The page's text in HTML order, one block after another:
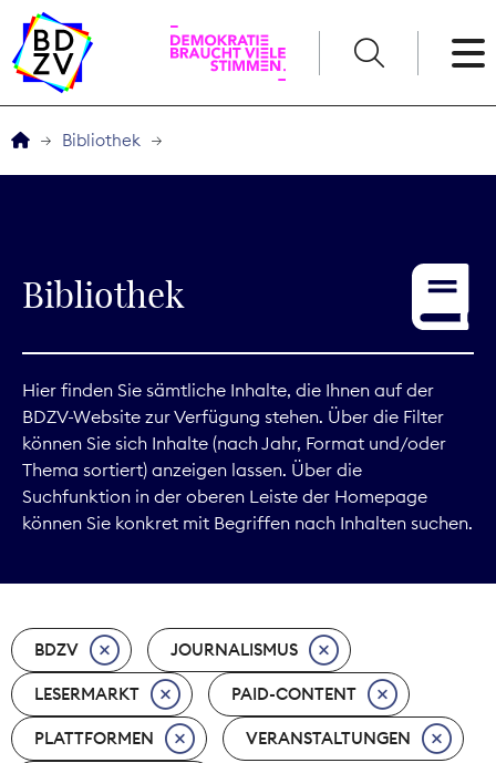
Service
Digitales
Kommunikation
Marktdaten
Nachhaltigkeit
Nachwuchs
Bibliothek
Bibliothek
Hier finden Sie sämtliche Inhalte, die Ihnen auf der
BDZV-Website zur Verfügung stehen. Über die Filter
können Sie sich Inhalte (nach Jahr, Format und/oder
Thema sortiert) anzeigen lassen. Über die
Suchfunktion in der oberen Leiste der Homepage
können Sie konkret mit Begriffen nach Inhalten suchen.
BDZV JOURNALISMUS
LESERMARKT PAID-CONTENT
PLATTFORMEN VERANSTALTUNGEN